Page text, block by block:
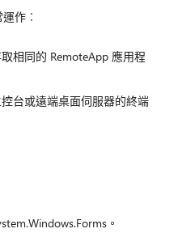
作︰
相同的 RemoteApp 應用程
台或遠端桌面伺服器的終端
。